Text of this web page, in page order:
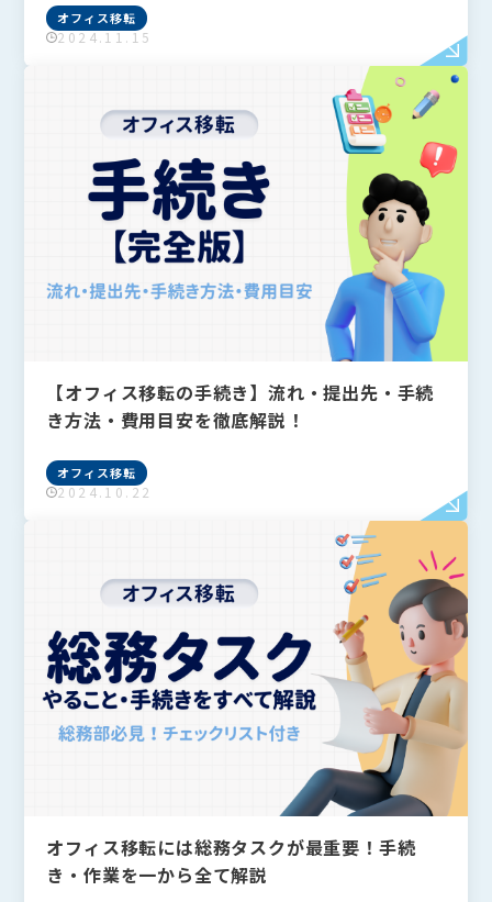
フリーワードで検索 Search
検索
#IT導入補助金#Q&A#VPN #Wi-Fi
#アリさんマークの引越し社
全て
オフィスネットワーク
オフィス移転
2024.11.15
【オフィス移転の手続き】流れ・提出先・手続
き方法・費用目安を徹底解説！
オフィス移転
2024.10.22
オフィス移転には総務タスクが最重要！手続
き・作業を一から全て解説